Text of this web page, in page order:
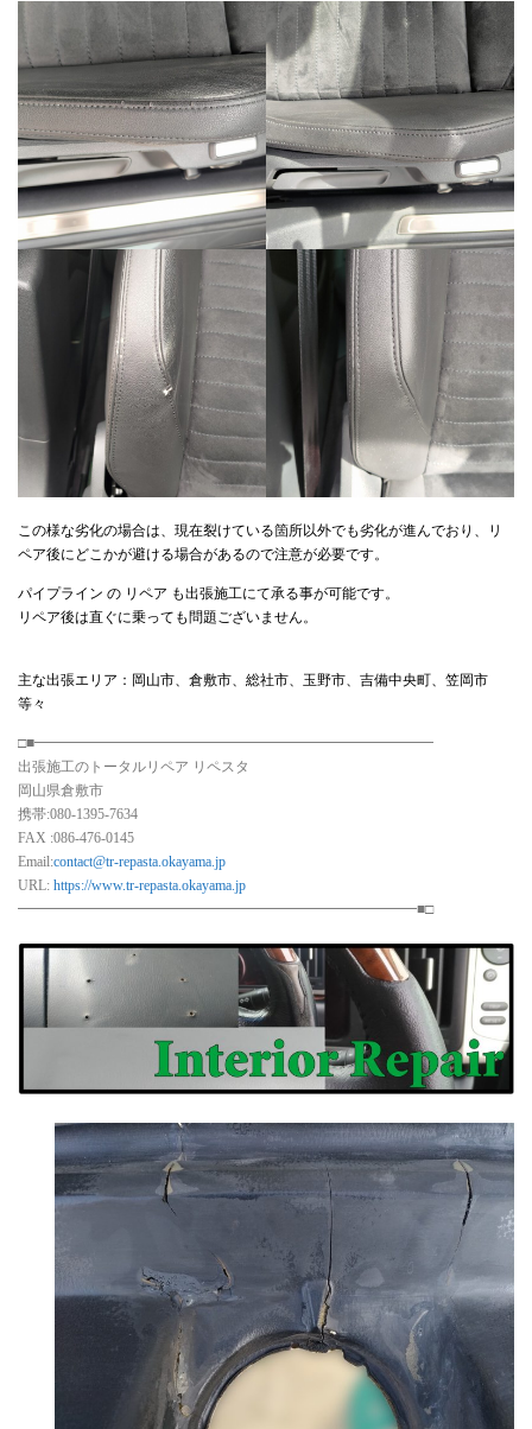
ヘッドライトリペア
トータルリペア リペスタの インテリア リペア
この様な劣化の場合は、現在裂けている箇所以外でも劣化が進んでおり、リ
ペア後にどこかが避ける場合があるので注意が必要です。
パイプライン の リペア も出張施工にて承る事が可能です。
リペア後は直ぐに乗っても問題ございません。
主な出張エリア：岡山市、倉敷市、総社市、玉野市、吉備中央町、笠岡市
等々
□■━━━━━━━━━━━━━━━━━━━━━━━━━━━━
出張施工のトータルリペア リペスタ
岡山県倉敷市
携帯:080-1395-7634
FAX :086-476-0145
Email:contact@tr-repasta.okayama.jp
URL: https://www.tr-repasta.okayama.jp
━━━━━━━━━━━━━━━━━━━━━━━━━━━━■□